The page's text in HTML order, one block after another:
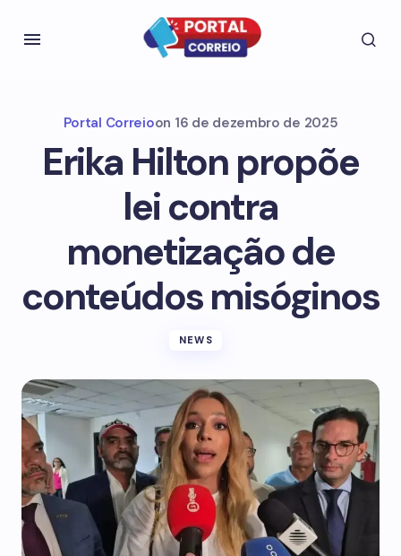
Portal Correioon 16 de dezembro de 2025
Erika Hilton propõe
lei contra
monetização de
conteúdos misóginos
NEWS